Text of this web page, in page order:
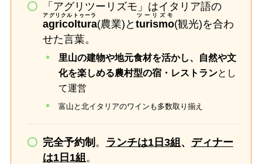
「アグリツーリズモ」はイタリア語の
agricoltura
アグリクルトゥーラ
(農業)と turismo
ツーリズモ
(観光)を合わ
せた言葉。
里山の建物や地元食材を活かし、自然や文
化を楽しめる農村型の宿・レストランとし
て運営
富山と北イタリアのワインも多数取り揃え
完全予約制 。 ランチは1日3組 、 ディナー
は1日1組 。